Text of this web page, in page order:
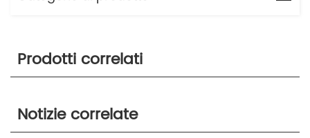
Prodotti correlati
Notizie correlate